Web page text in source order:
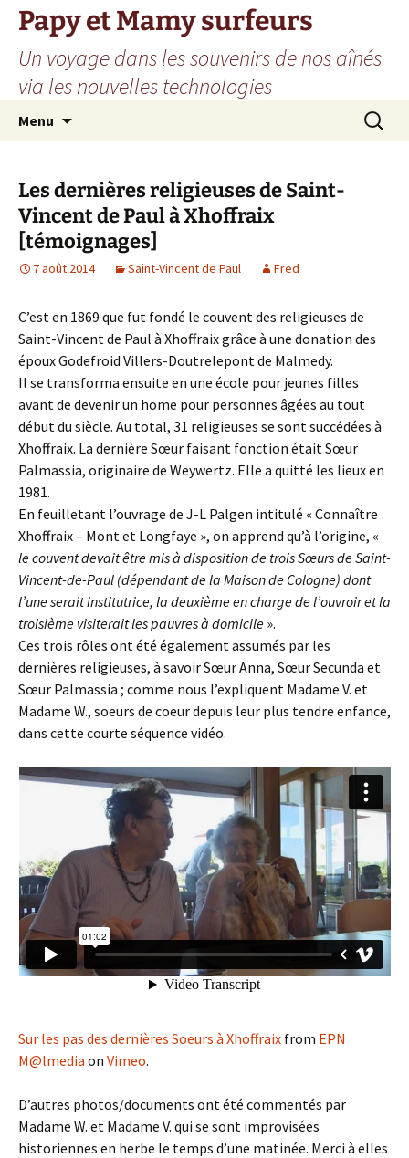
Aller
contenu
Papy et Mamy surfeurs
Un voyage dans les souvenirs de nos aînés
via les nouvelles technologies
Menu
Les dernières religieuses de Saint-
Vincent de Paul à Xhoffraix
[témoignages]
7 août 2014 Saint-Vincent de Paul Fred
C’est en 1869 que fut fondé le couvent des religieuses de
Saint-Vincent de Paul à Xhoffraix grâce à une donation des
époux Godefroid Villers-Doutrelepont de Malmedy.
Il se transforma ensuite en une école pour jeunes filles
avant de devenir un home pour personnes âgées au tout
début du siècle. Au total, 31 religieuses se sont succédées à
Xhoffraix. La dernière Sœur faisant fonction était Sœur
Palmassia, originaire de Weywertz. Elle a quitté les lieux en
1981.
En feuilletant l’ouvrage de J-L Palgen intitulé « Connaître
Xhoffraix – Mont et Longfaye », on apprend qu’à l’origine, «
le couvent devait être mis à disposition de trois Sœurs de Saint-
Vincent-de-Paul (dépendant de la Maison de Cologne) dont
l’une serait institutrice, la deuxième en charge de l’ouvroir et la
troisième visiterait les pauvres à domicile ».
Ces trois rôles ont été également assumés par les
dernières religieuses, à savoir Sœur Anna, Sœur Secunda et
Sœur Palmassia ; comme nous l’expliquent Madame V. et
Madame W., soeurs de coeur depuis leur plus tendre enfance,
dans cette courte séquence vidéo.
Sur les pas des dernières Soeurs à Xhoffraix from EPN
M@lmedia on Vimeo.
D’autres photos/documents ont été commentés par
Madame W. et Madame V. qui se sont improvisées
historiennes en herbe le temps d’une matinée. Merci à elles